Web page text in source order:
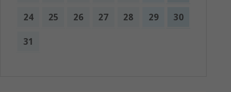
24 25 26 27 28 29 30
31